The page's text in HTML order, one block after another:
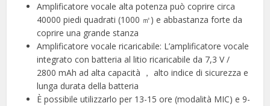
Amplificatore vocale alta potenza può coprire circa
40000 piedi quadrati (1000 ㎡) e abbastanza forte da
coprire una grande stanza
Amplificatore vocale ricaricabile: L’amplificatore vocale
integrato con batteria al litio ricaricabile da 7,3 V /
2800 mAh ad alta capacità ， alto indice di sicurezza e
lunga durata della batteria
È possibile utilizzarlo per 13-15 ore (modalità MIC) e 9-